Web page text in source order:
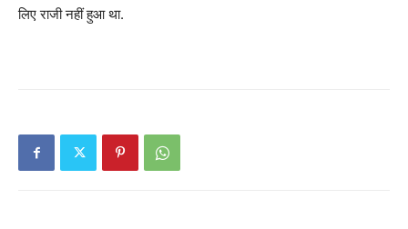
लिए राजी नहीं हुआ था.